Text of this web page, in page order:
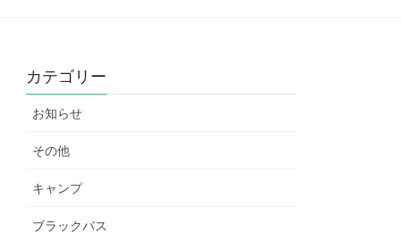
カテゴリー
お知らせ
その他
キャンプ
ブラックバス